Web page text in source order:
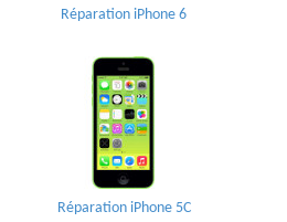
Réparation iPhone 6
Réparation iPhone 5C